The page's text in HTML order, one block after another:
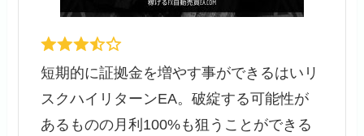
短期的に証拠金を増やす事ができるはいリ
スクハイリターンEA。破綻する可能性が
あるものの月利100%も狙うことができる